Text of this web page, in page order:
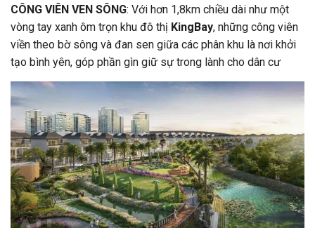
CÔNG VIÊN VEN SÔNG: Với hơn 1,8km chiều dài như một
vòng tay xanh ôm trọn khu đô thị KingBay, những công viên
viền theo bờ sông và đan sen giữa các phân khu là nơi khởi
tạo bình yên, góp phần gìn giữ sự trong lành cho dân cư